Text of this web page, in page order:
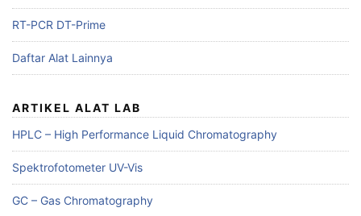
RT-PCR DT-Prime
Daftar Alat Lainnya
ARTIKEL ALAT LAB
HPLC – High Performance Liquid Chromatography
Spektrofotometer UV-Vis
GC – Gas Chromatography